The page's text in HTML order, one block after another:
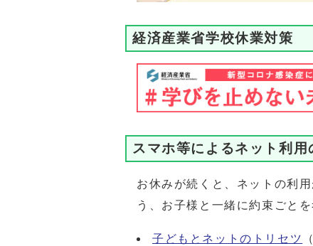
経済産業省学校休業対策
スマホ等によるネット利用
お休みが続くと、ネットの利
う、お子様と一緒に約束ごと
子どもとネットのトリセツ